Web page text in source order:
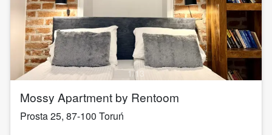
1 /13
Mossy Apartment by Rentoom
Prosta 25, 87-100 Toruń